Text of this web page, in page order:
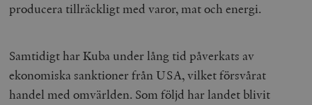
producera tillräckligt med varor, mat och energi.
Samtidigt har Kuba under lång tid påverkats av
ekonomiska sanktioner från USA, vilket försvårat
handel med omvärlden. Som följd har landet blivit